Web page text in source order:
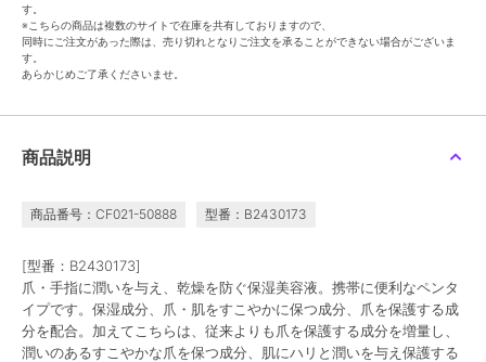
す。
※こちらの商品は複数のサイトで在庫を共有しておりますので、
同時にご注文があった際は、売り切れとなりご注文を承ることができない場合がございま
す。
あらかじめご了承くださいませ。
商品説明
商品番号：CF021-50888 型番：B2430173
[型番：B2430173]
爪・手指に潤いを与え、乾燥を防ぐ保湿美容液。携帯に便利なペンタ
イプです。保湿成分、爪・肌をすこやかに保つ成分、爪を保護する成
分を配合。加えてこちらは、従来よりも爪を保護する成分を増量し、
潤いのあるすこやかな爪を保つ成分、肌にハリと潤いを与え保護する